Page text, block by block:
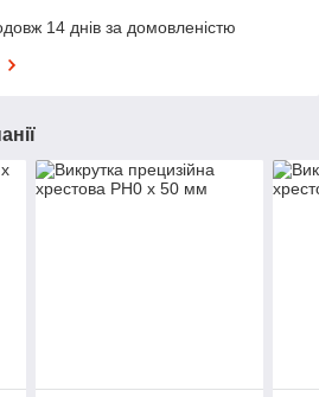
14 днів за домовленістю